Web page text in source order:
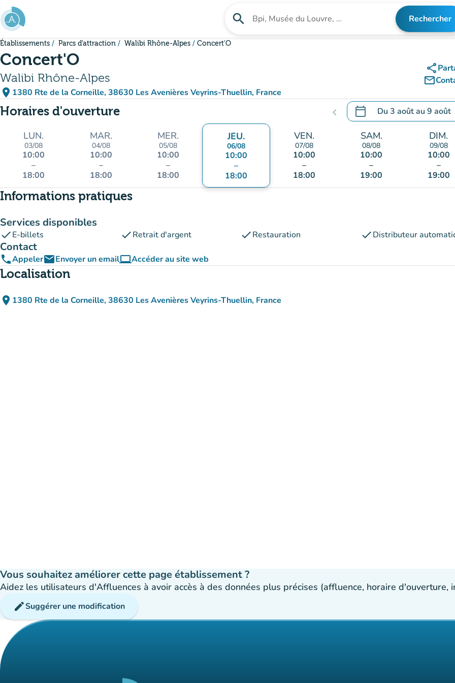
Aller au contenu principal
search Rechercher un établissement Rechercher
Établissements Parcs d'attraction Walibi Rhône-Alpes Concert'O
Concert'O
Walibi Rhône-Alpes
place 1380 Rte de la Corneille, 38630 Les Avenières Veyrins-Thuellin, France
(ouvrir dans Google Maps)
(nouvel onglet)
share
mail_outline
Horaires d'ouverture chevron_left calendar_today Du 3 aoûtau 9 août
.Ouvrir le calendrier pour
LUN.
03/08
10:00
–
18:00
MAR.
04/08
10:00
–
18:00
MER.
05/08
10:00
–
18:00
JEU.
06/08
10:00
–
18:00
VEN.
07/08
10:00
–
18:00
SAM.
08/08
10:00
–
19:00
DIM.
09/08
10:00
–
19:00
Informations pratiques
Services disponibles
checkE-billets checkRetrait d'argent checkRestauration checkDistributeur
Contact
phoneAppeleremailEnvoyer un emailcomputerAccéder au site web
(nouvel onglet)
Localisation
place 1380 Rte de la Corneille, 38630 Les Avenières Veyrins-Thuellin, France
(ouvrir dans Google Maps)
(nouvel onglet)
Vous souhaitez améliorer cette page établissement ?
Aidez les utilisateurs d'Affluences à avoir accès à des données plus précises (affluence, horaire
editSuggérer une modification